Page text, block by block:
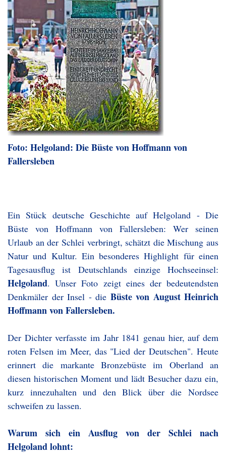
Foto: Helgoland: Die Büste von Hoffmann von
Fallersleben
Ein Stück deutsche Geschichte auf Helgoland - Die
Büste von Hoffmann von Fallersleben: Wer seinen
Urlaub an der Schlei verbringt, schätzt die Mischung aus
Natur und Kultur. Ein besonderes Highlight für einen
Tagesausflug ist Deutschlands einzige Hochseeinsel:
Helgoland. Unser Foto zeigt eines der bedeutendsten
Denkmäler der Insel - die Büste von August Heinrich
Hoffmann von Fallersleben.
Der Dichter verfasste im Jahr 1841 genau hier, auf dem
roten Felsen im Meer, das "Lied der Deutschen". Heute
erinnert die markante Bronzebüste im Oberland an
diesen historischen Moment und lädt Besucher dazu ein,
kurz innezuhalten und den Blick über die Nordsee
schweifen zu lassen.
Warum sich ein Ausflug von der Schlei nach
Helgoland lohnt: